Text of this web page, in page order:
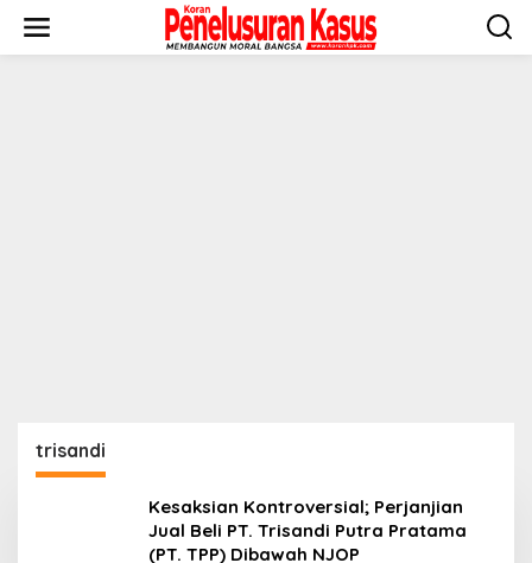
konten
trisandi
Kesaksian Kontroversial; Perjanjian
Jual Beli PT. Trisandi Putra Pratama
(PT. TPP) Dibawah NJOP